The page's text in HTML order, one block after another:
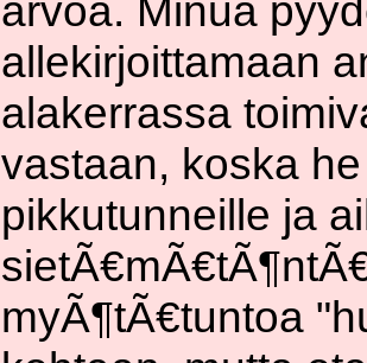
arvoa. Minua
allekirjoittamaan
alakerrassa
vastaan, koska
pikkutunneille ja
myÃ¶tÃ€tuntoa